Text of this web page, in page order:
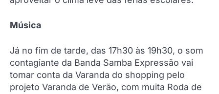
Música
Já no fim de tarde, das 17h30 às 19h30, o som
contagiante da Banda Samba Expressão vai
tomar conta da Varanda do shopping pelo
projeto Varanda de Verão, com muita Roda de